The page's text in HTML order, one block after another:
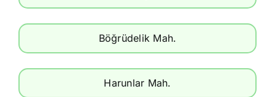
Böğrüdelik Mah.
Harunlar Mah.